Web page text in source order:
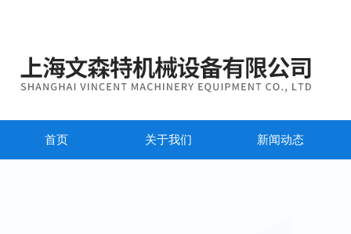
首页 关于我们 新闻动态